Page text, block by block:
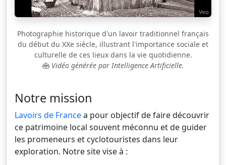
Photographie historique d'un lavoir traditionnel français
du début du XXe siècle, illustrant l'importance sociale et
culturelle de ces lieux dans la vie quotidienne.
Vidéo générée par Intelligence Artificielle.
Notre mission
Lavoirs de Francea pour objectif de faire découvrir
ce patrimoine local souvent méconnu et de guider
les promeneurs et cyclotouristes dans leur
exploration. Notre site vise à :